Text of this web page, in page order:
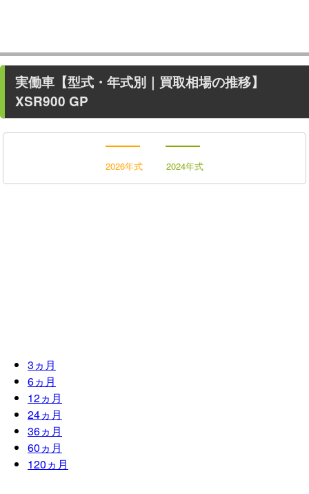
実働車 【型式・年式別｜買取相場の推移】
XSR900 GP
2026年式 2024年式
3ヵ月
6ヵ月
12ヵ月
24ヵ月
36ヵ月
60ヵ月
120ヵ月